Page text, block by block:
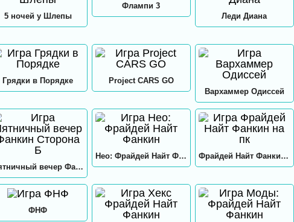
5 ночей у Шлепы
Флампи 3
Леди Диана
Грядки в Порядке
Project CARS GO
Вархаммер Одиссей
Пятничный вечер Фанкин Сторона Б
Нео: Фрайдей Найт Фанкин Фрайдей Найт Фанкин на пк
ФНФ